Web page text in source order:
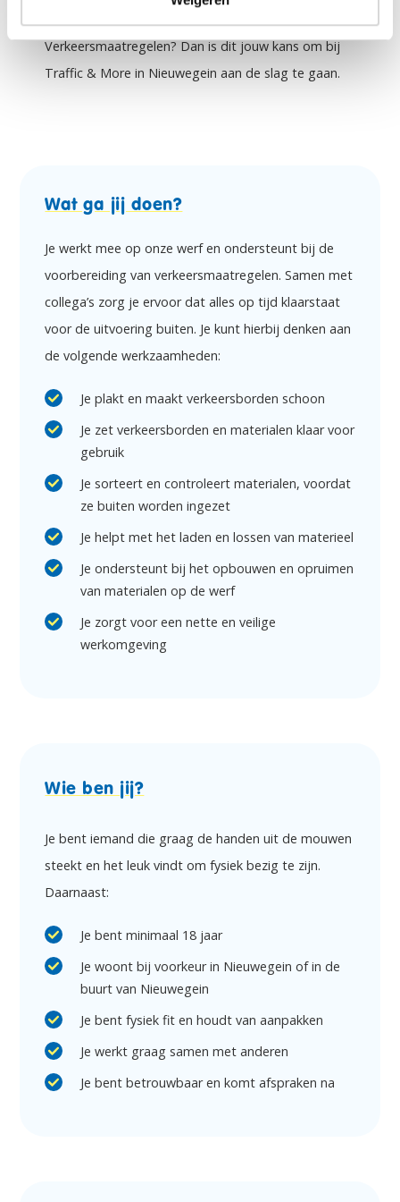
Verkeersmaatregelen? Dan is dit jouw kans om bij
Traffic & More in Nieuwegein aan de slag te gaan.
Wat ga jij doen?
Je werkt mee op onze werf en ondersteunt bij de
voorbereiding van verkeersmaatregelen. Samen met
collega’s zorg je ervoor dat alles op tijd klaarstaat
voor de uitvoering buiten. Je kunt hierbij denken aan
de volgende werkzaamheden:
Je plakt en maakt verkeersborden schoon
Je zet verkeersborden en materialen klaar voor
gebruik
Je sorteert en controleert materialen, voordat
ze buiten worden ingezet
Je helpt met het laden en lossen van materieel
Je ondersteunt bij het opbouwen en opruimen
van materialen op de werf
Je zorgt voor een nette en veilige
werkomgeving
Wie ben jij?
Je bent iemand die graag de handen uit de mouwen
steekt en het leuk vindt om fysiek bezig te zijn.
Daarnaast:
Je bent minimaal 18 jaar
Je woont bij voorkeur in Nieuwegein of in de
buurt van Nieuwegein
Je bent fysiek fit en houdt van aanpakken
Je werkt graag samen met anderen
Je bent betrouwbaar en komt afspraken na